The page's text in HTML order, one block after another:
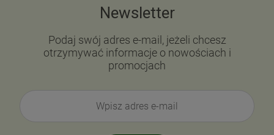
Newsletter
Podaj swój adres e-mail, jeżeli chcesz
otrzymywać informacje o nowościach i
promocjach